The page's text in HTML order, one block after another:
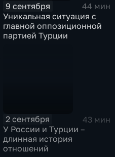
9 сентября
44 мин
Уникальная ситуация с
главной оппозиционной
партией Турции
2 сентября
43 мин
У России и Турции –
длинная история
отношений